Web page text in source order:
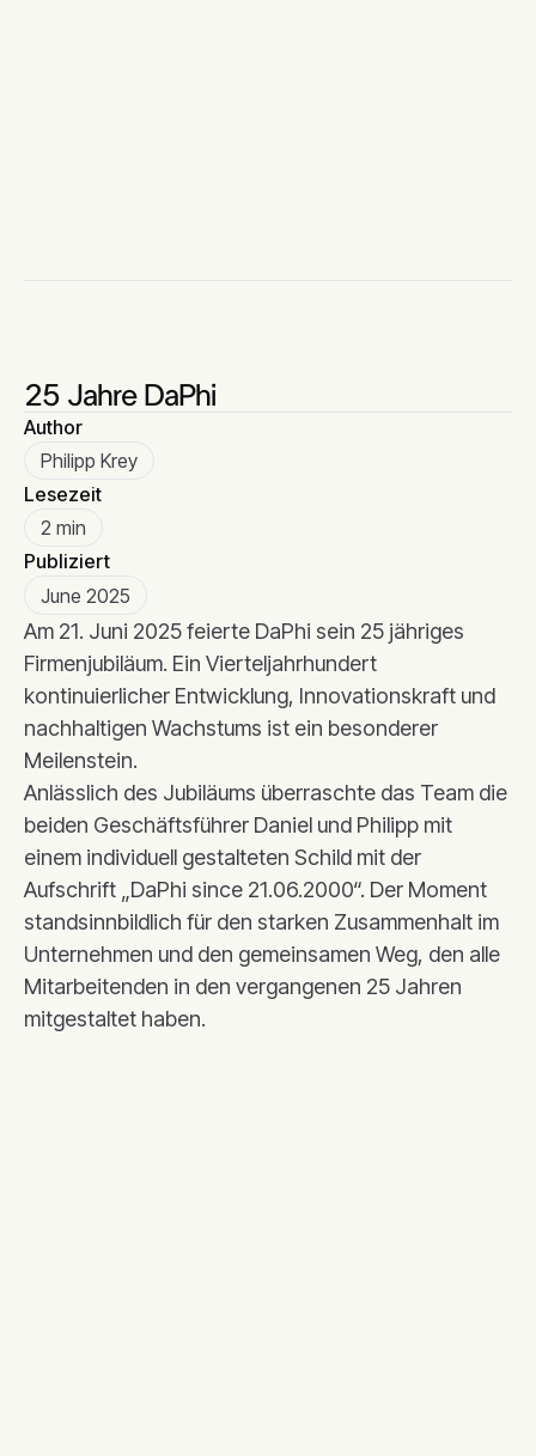
25 Jahre DaPhi
Author
Philipp Krey
Lesezeit
2 min
Publiziert
June 2025
Am 21. Juni 2025 feierte DaPhi sein 25 jähriges
Firmenjubiläum. Ein Vierteljahrhundert
kontinuierlicher Entwicklung, Innovationskraft und
nachhaltigen Wachstums ist ein besonderer
Meilenstein.
Anlässlich des Jubiläums überraschte das Team die
beiden Geschäftsführer Daniel und Philipp mit
einem individuell gestalteten Schild mit der
Aufschrift „DaPhi since 21.06.2000“. Der Moment
standsinnbildlich für den starken Zusammenhalt im
Unternehmen und den gemeinsamen Weg, den alle
Mitarbeitenden in den vergangenen 25 Jahren
mitgestaltet haben.